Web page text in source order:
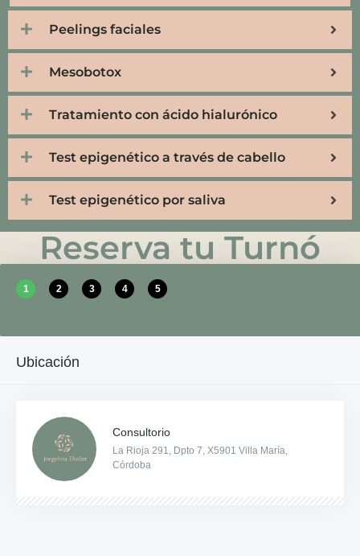
Peelings faciales
Mesobotox
Tratamiento con ácido hialurónico
Test epigenético a través de cabello
Test epigenético por saliva
Reserva tu Turnó
1 2 3 4 5
Ubicación
Consultorio
La Rioja 291, Dpto 7, X5901 Villa María,
Córdoba